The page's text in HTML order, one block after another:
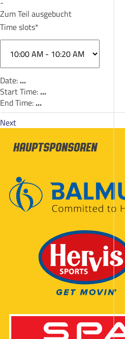
Zum Teil ausgebucht
Time slots*
Date: ...
Start Time: ...
End Time: ...
Next
Hauptsponsoren